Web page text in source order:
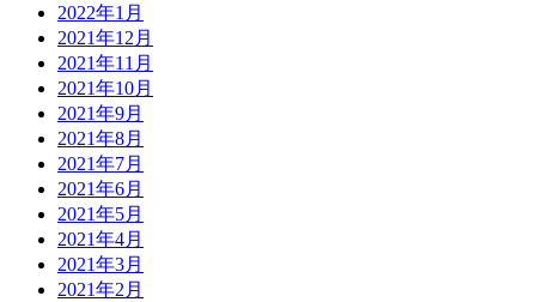
2022年1月
2021年12月
2021年11月
2021年10月
2021年9月
2021年8月
2021年7月
2021年6月
2021年5月
2021年4月
2021年3月
2021年2月